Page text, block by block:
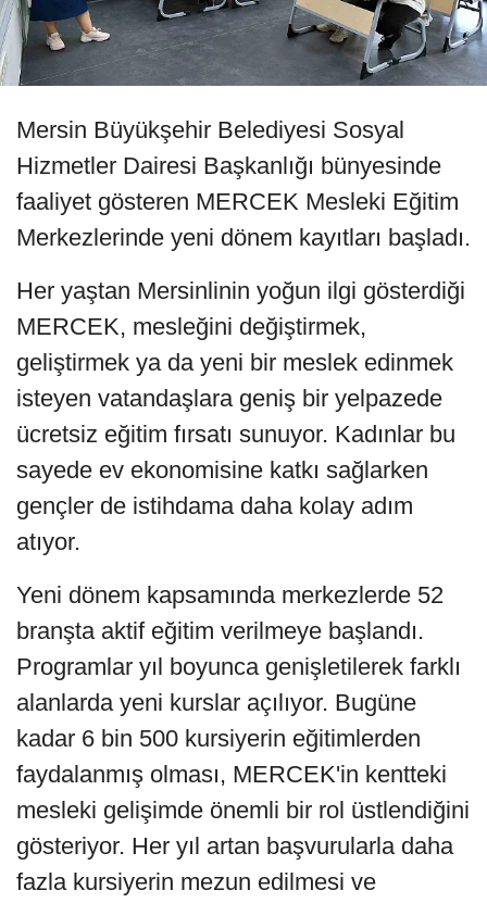
Mersin Büyükşehir Belediyesi Sosyal
Hizmetler Dairesi Başkanlığı bünyesinde
faaliyet gösteren MERCEK Mesleki Eğitim
Merkezlerinde yeni dönem kayıtları başladı.
Her yaştan Mersinlinin yoğun ilgi gösterdiği
MERCEK, mesleğini değiştirmek,
geliştirmek ya da yeni bir meslek edinmek
isteyen vatandaşlara geniş bir yelpazede
ücretsiz eğitim fırsatı sunuyor. Kadınlar bu
sayede ev ekonomisine katkı sağlarken
gençler de istihdama daha kolay adım
atıyor.
Yeni dönem kapsamında merkezlerde 52
branşta aktif eğitim verilmeye başlandı.
Programlar yıl boyunca genişletilerek farklı
alanlarda yeni kurslar açılıyor. Bugüne
kadar 6 bin 500 kursiyerin eğitimlerden
faydalanmış olması, MERCEK'in kentteki
mesleki gelişimde önemli bir rol üstlendiğini
gösteriyor. Her yıl artan başvurularla daha
fazla kursiyerin mezun edilmesi ve